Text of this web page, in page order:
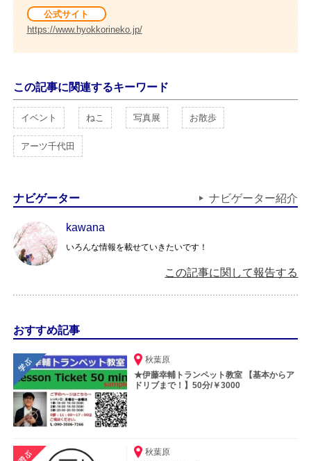
公式サイト
https://www.hyokkorineko.jp/
この記事に関連するキーワード
イベント ねこ 写真展 お散歩
アーツ千代田
ナビゲーター ナビゲーター紹介
kawana
いろんな情報を載せていきたいです！
この記事に関して報告する
おすすめ記事
秋葉原
★伊藤幸輔トランペット教室 【基本からア
ドリブまで！】50分/￥3000
秋葉原